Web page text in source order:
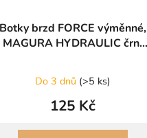
Botky brzd FORCE výměnné,
MAGURA HYDRAULIC črn.
Do 3 dnů (>5 ks)
125 Kč